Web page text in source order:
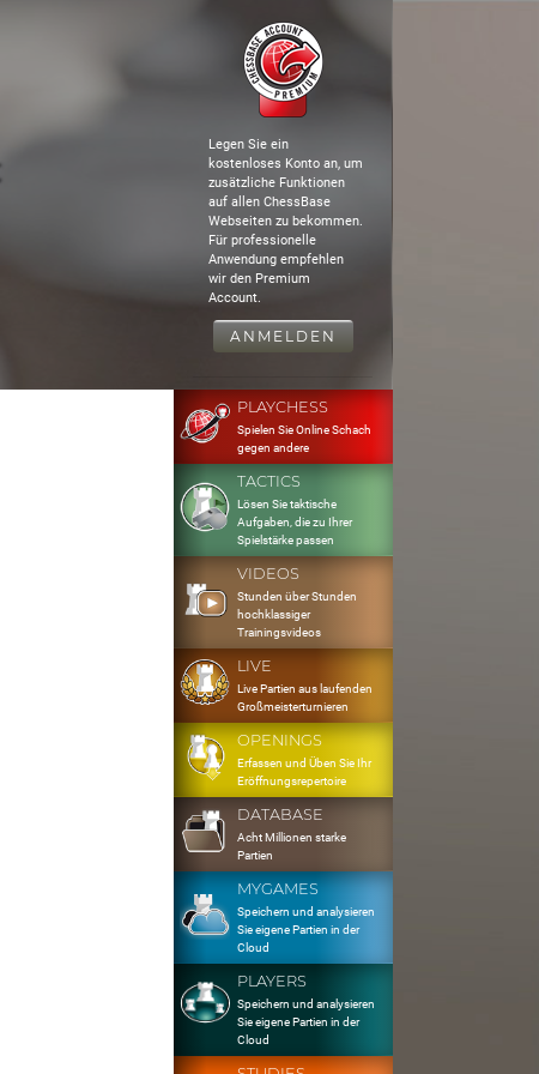
Legen Sie ein
kostenloses Konto an, um
zusätzliche Funktionen
auf allen ChessBase
Webseiten zu bekommen.
Für professionelle
Anwendung empfehlen
wir den Premium
Account.
ANMELDEN
PLAYCHESS
Spielen Sie Online Schach
gegen andere
TACTICS
Lösen Sie taktische
Aufgaben, die zu Ihrer
Spielstärke passen
VIDEOS
Stunden über Stunden
hochklassiger
Trainingsvideos
LIVE
Live Partien aus laufenden
Großmeisterturnieren
OPENINGS
Erfassen und Üben Sie Ihr
Eröffnungsrepertoire
DATABASE
Acht Millionen starke
Partien
MYGAMES
Speichern und analysieren
Sie eigene Partien in der
Cloud
PLAYERS
Speichern und analysieren
Sie eigene Partien in der
Cloud